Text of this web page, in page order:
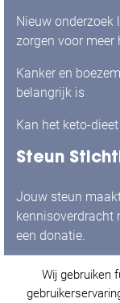
Nieuw
zorgen voor meer
Kanker en
belangrijk is
Kan het keto-
Steun
Jouw steun
kennisoverdracht
een donatie.
Ja, ik
Wij gebruiken